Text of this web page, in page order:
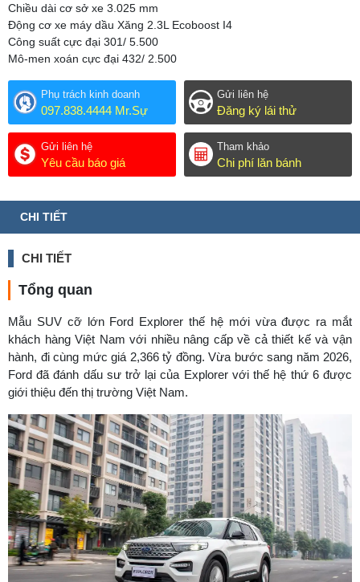
Chiều dài cơ sở xe 3.025 mm
Động cơ xe máy dầu Xăng 2.3L Ecoboost I4
Công suất cực đại 301/ 5.500
Mô-men xoán cực đại 432/ 2.500
Phụ trách kinh doanh
097.838.4444 Mr.Sự
Gửi liên hệ
Yêu cầu báo giá
Gửi liên hệ
Đăng ký lái thử
Tham khảo
Chi phí lăn bánh
CHI TIẾT
CHI TIẾT
Tổng quan
Mẫu SUV cỡ lớn Ford Explorer thế hệ mới vừa được ra mắt
khách hàng Việt Nam với nhiều nâng cấp về cả thiết kế và vận
hành, đi cùng mức giá 2,366 tỷ đồng. Vừa bước sang năm 2026,
Ford đã đánh dấu sư trở lại của Explorer với thế hệ thứ 6 được
giới thiệu đến thị trường Việt Nam.